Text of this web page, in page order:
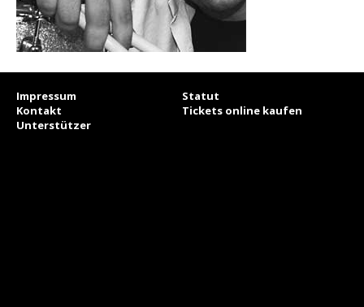
Impressum
Statut
Kontakt
Tickets online kaufen
Unterstützer